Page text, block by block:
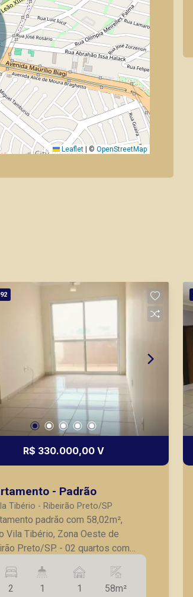
Leaflet © OpenStreetMap
R$ 330.000,00 V
- Padrão
Tibério - Ribeirão Preto/SP
padrão com 58,02m²,
Vila Tibério, Zona Oeste de
SP. - 02 quartos com
embutidos, sendo 01 suíte; -
social; - Sala para 2
- Sacada; - Cozinha com
2 1 1 58m²